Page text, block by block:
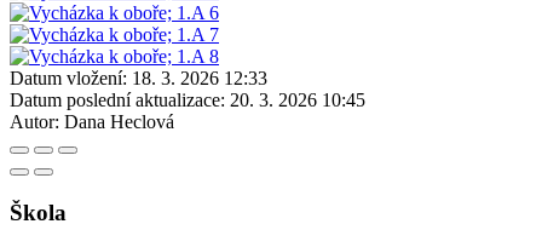
Datum vložení: 18. 3. 2026 12:33
Datum poslední aktualizace: 20. 3. 2026 10:45
Autor: Dana Heclová
Škola